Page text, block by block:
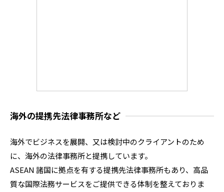
海外の提携先法律事務所など
海外でビジネスを展開、又は検討中のクライアントのため
に、海外の法律事務所と提携しています。
ASEAN 諸国に拠点を有する提携先法律事務所もあり、高品
質な国際法務サービスをご提供できる体制を整えておりま